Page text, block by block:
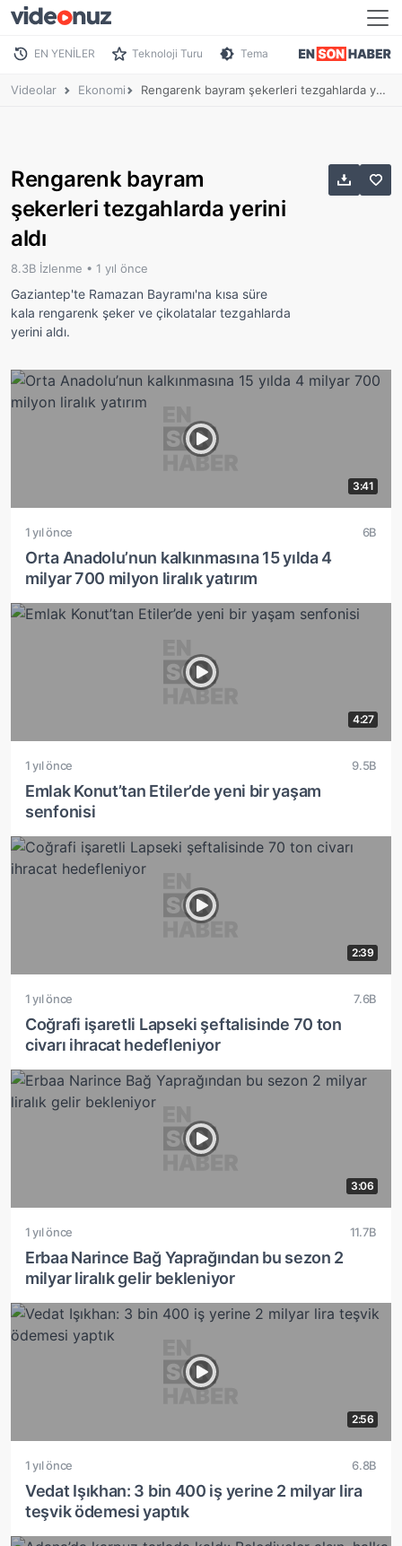
EN YENİLER Teknoloji Turu Tema
Videolar Ekonomi Rengarenk bayram şekerleri tezgahlarda yerini aldı
Rengarenk bayram
şekerleri tezgahlarda yerini
aldı
8.3B İzlenme • 1 yıl önce
Gaziantep'te Ramazan Bayramı'na kısa süre
kala rengarenk şeker ve çikolatalar tezgahlarda
yerini aldı.
3:41
1 yıl önce 6B
Orta Anadolu’nun kalkınmasına 15 yılda 4
milyar 700 milyon liralık yatırım
4:27
1 yıl önce 9.5B
Emlak Konut’tan Etiler’de yeni bir yaşam
senfonisi
2:39
1 yıl önce 7.6B
Coğrafi işaretli Lapseki şeftalisinde 70 ton
civarı ihracat hedefleniyor
3:06
1 yıl önce 11.7B
Erbaa Narince Bağ Yaprağından bu sezon 2
milyar liralık gelir bekleniyor
2:56
1 yıl önce 6.8B
Vedat Işıkhan: 3 bin 400 iş yerine 2 milyar lira
teşvik ödemesi yaptık